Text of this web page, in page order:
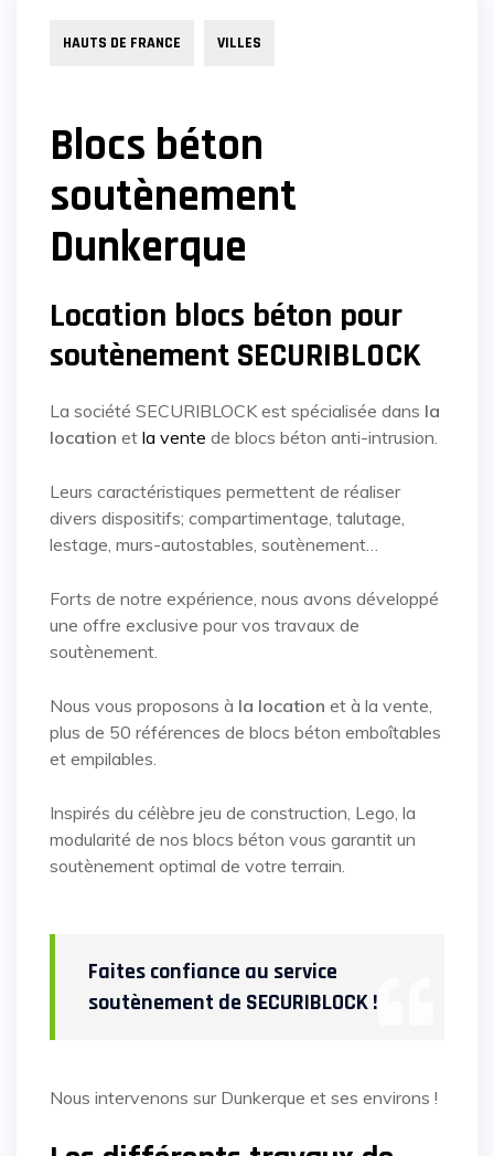
HAUTS DE FRANCE VILLES
Blocs béton
soutènement
Dunkerque
Location blocs béton pour
soutènement SECURIBLOCK
La société SECURIBLOCK est spécialisée dans la
location et la vente de blocs béton anti-intrusion.
Leurs caractéristiques permettent de réaliser
divers dispositifs; compartimentage, talutage,
lestage, murs-autostables, soutènement…
Forts de notre expérience, nous avons développé
une offre exclusive pour vos travaux de
soutènement.
Nous vous proposons à la location et à la vente,
plus de 50 références de blocs béton emboîtables
et empilables.
Inspirés du célèbre jeu de construction, Lego, la
modularité de nos blocs béton vous garantit un
soutènement optimal de votre terrain.
Faites confiance au service
soutènement de SECURIBLOCK !
Nous intervenons sur Dunkerque et ses environs !